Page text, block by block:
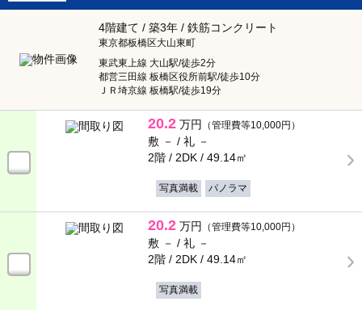
4階建て / 築3年 / 鉄筋コンクリート
東京都板橋区大山東町
東武東上線 大山駅/徒歩2分
都営三田線 板橋区役所前駅/徒歩10分
ＪＲ埼京線 板橋駅/徒歩19分
20.2 万円 （管理費等10,000円）
敷 － / 礼 －
2階 / 2DK / 49.14㎡
写真満載 パノラマ
20.2 万円 （管理費等10,000円）
敷 － / 礼 －
2階 / 2DK / 49.14㎡
写真満載